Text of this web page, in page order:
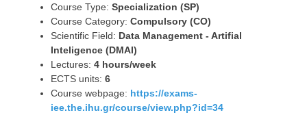
Course Type: Specialization (SP)
Course Category: Compulsory (CO)
Scientific Field: Data Management - Artifial
Inteligence (DMAI)
Lectures: 4 hours/week
ECTS units: 6
Course webpage: https://exams-
iee.the.ihu.gr/course/view.php?id=34